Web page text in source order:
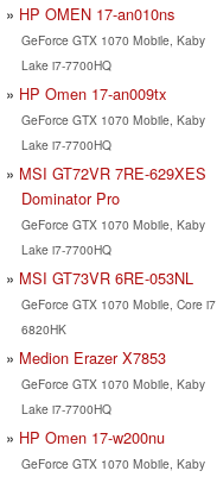
HP OMEN 17-an010ns
GeForce GTX 1070 Mobile, Kaby
Lake i7-7700HQ
HP Omen 17-an009tx
GeForce GTX 1070 Mobile, Kaby
Lake i7-7700HQ
MSI GT72VR 7RE-629XES
Dominator Pro
GeForce GTX 1070 Mobile, Kaby
Lake i7-7700HQ
MSI GT73VR 6RE-053NL
GeForce GTX 1070 Mobile, Core i7
6820HK
Medion Erazer X7853
GeForce GTX 1070 Mobile, Kaby
Lake i7-7700HQ
HP Omen 17-w200nu
GeForce GTX 1070 Mobile, Kaby